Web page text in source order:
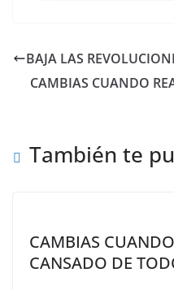
BAJA LAS
CAMBIAS CUANDO
También te
CAMBIAS
CANSADO DE